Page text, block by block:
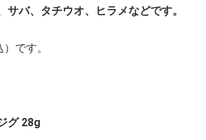
サバ、タチウオ、ヒラメなどです。
です。
グ 28g